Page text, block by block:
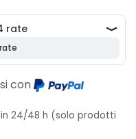
con
24/48 h (solo prodotti